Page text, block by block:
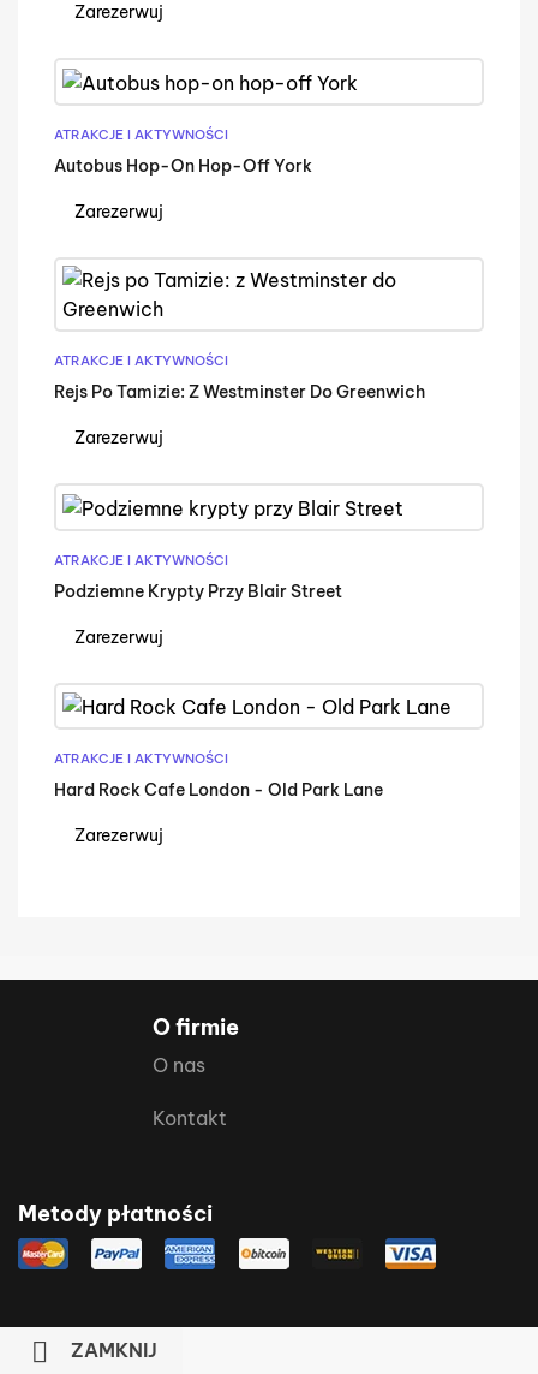
Zarezerwuj
ATRAKCJE I AKTYWNOŚCI
Autobus Hop-On Hop-Off York
Zarezerwuj
ATRAKCJE I AKTYWNOŚCI
Rejs Po Tamizie: Z Westminster Do Greenwich
Zarezerwuj
ATRAKCJE I AKTYWNOŚCI
Podziemne Krypty Przy Blair Street
Zarezerwuj
ATRAKCJE I AKTYWNOŚCI
Hard Rock Cafe London - Old Park Lane
Zarezerwuj
O firmie
O nas
Kontakt
Metody płatności
 ZAMKNIJ